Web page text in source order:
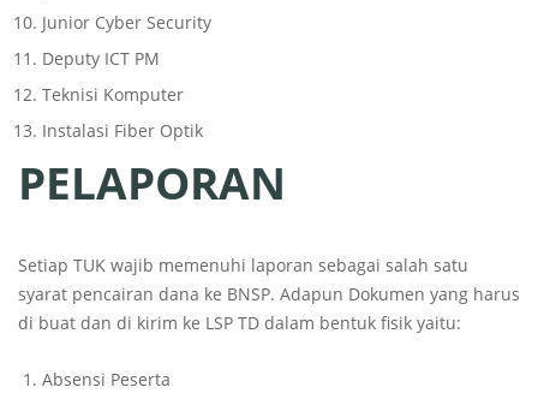
Junior Cyber Security
Deputy ICT PM
Teknisi Komputer
Instalasi Fiber Optik
PELAPORAN
Setiap TUK wajib memenuhi laporan sebagai salah satu
syarat pencairan dana ke BNSP. Adapun Dokumen yang harus
di buat dan di kirim ke LSP TD dalam bentuk fisik yaitu:
Absensi Peserta